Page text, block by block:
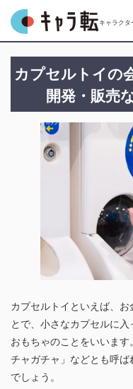
キャラク
カプセルトイの
開発・販売
カプセルトイといえば、
とで、小さなカプセルに
おもちゃのことをいいま
チャガチャ」などとも呼
でしょう。